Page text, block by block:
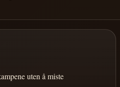
uten å miste